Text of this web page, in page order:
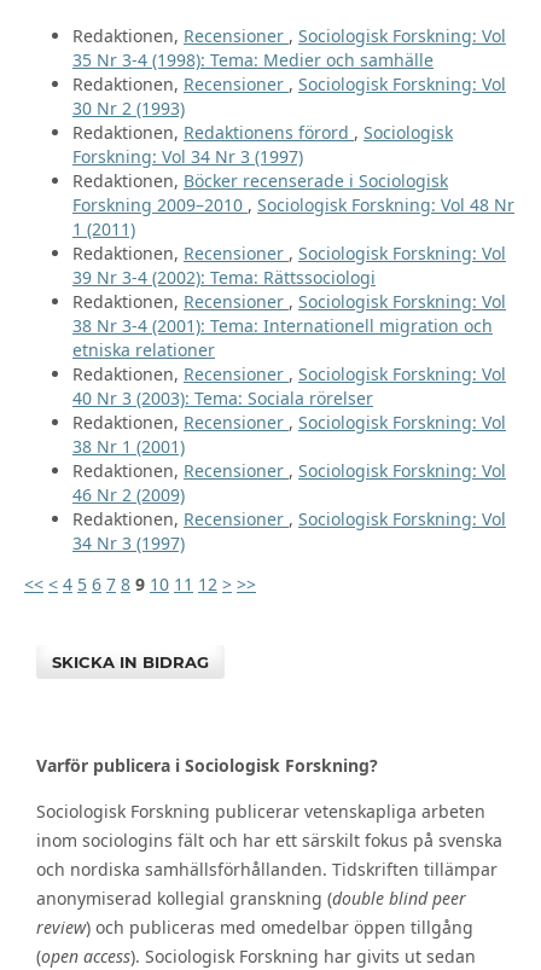
Redaktionen, Recensioner , Sociologisk Forskning: Vol
35 Nr 3-4 (1998): Tema: Medier och samhälle
Redaktionen, Recensioner , Sociologisk Forskning: Vol
30 Nr 2 (1993)
Redaktionen, Redaktionens förord , Sociologisk
Forskning: Vol 34 Nr 3 (1997)
Redaktionen, Böcker recenserade i Sociologisk
Forskning 2009–2010 , Sociologisk Forskning: Vol 48 Nr
1 (2011)
Redaktionen, Recensioner , Sociologisk Forskning: Vol
39 Nr 3-4 (2002): Tema: Rättssociologi
Redaktionen, Recensioner , Sociologisk Forskning: Vol
38 Nr 3-4 (2001): Tema: Internationell migration och
etniska relationer
Redaktionen, Recensioner , Sociologisk Forskning: Vol
40 Nr 3 (2003): Tema: Sociala rörelser
Redaktionen, Recensioner , Sociologisk Forskning: Vol
38 Nr 1 (2001)
Redaktionen, Recensioner , Sociologisk Forskning: Vol
46 Nr 2 (2009)
Redaktionen, Recensioner , Sociologisk Forskning: Vol
34 Nr 3 (1997)
<< < 4 5 6 7 8 9 10 11 12 > >>
SKICKA IN BIDRAG
Varför publicera i Sociologisk Forskning?
Sociologisk Forskning publicerar vetenskapliga arbeten
inom sociologins fält och har ett särskilt fokus på svenska
och nordiska samhällsförhållanden. Tidskriften tillämpar
anonymiserad kollegial granskning (double blind peer
review) och publiceras med omedelbar öppen tillgång
(open access). Sociologisk Forskning har givits ut sedan